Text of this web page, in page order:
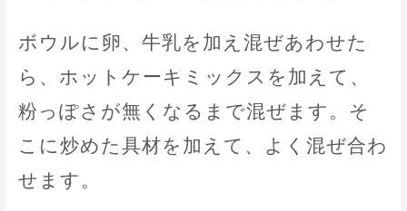
ボウルに卵、牛乳を加え混ぜあわせた
ら、ホットケーキミックスを加えて、
粉っぽさが無くなるまで混ぜます。そ
こに炒めた具材を加えて、よく混ぜ合わ
せます。